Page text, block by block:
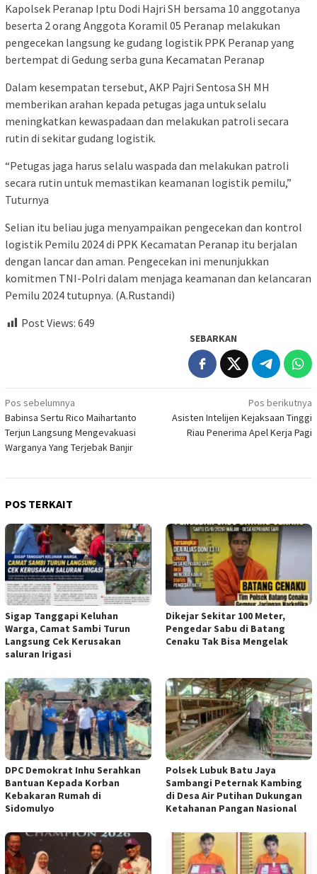
Kapolsek Peranap Iptu Dodi Hajri SH bersama 10 anggotanya
beserta 2 orang Anggota Koramil 05 Peranap melakukan
pengecekan langsung ke gudang logistik PPK Peranap yang
bertempat di Gedung serba guna Kecamatan Peranap
Dalam kesempatan tersebut, AKP Pajri Sentosa SH MH
memberikan arahan kepada petugas jaga untuk selalu
meningkatkan kewaspadaan dan melakukan patroli secara
rutin di sekitar gudang logistik.
“Petugas jaga harus selalu waspada dan melakukan patroli
secara rutin untuk memastikan keamanan logistik pemilu,”
Tuturnya
Selian itu beliau juga menyampaikan pengecekan dan kontrol
logistik Pemilu 2024 di PPK Kecamatan Peranap itu berjalan
dengan lancar dan aman. Pengecekan ini menunjukkan
komitmen TNI-Polri dalam menjaga keamanan dan kelancaran
Pemilu 2024 tutupnya. (A.Rustandi)
Post Views: 649
SEBARKAN
Navigasi
pos
Pos sebelumnya
Babinsa Sertu Rico Maihartanto
Terjun Langsung Mengevakuasi
Warganya Yang Terjebak Banjir
Pos berikutnya
Asisten Intelijen Kejaksaan Tinggi
Riau Penerima Apel Kerja Pagi
POS TERKAIT
Sigap Tanggapi Keluhan
Warga, Camat Sambi Turun
Langsung Cek Kerusakan
saluran Irigasi
Dikejar Sekitar 100 Meter,
Pengedar Sabu di Batang
Cenaku Tak Bisa Mengelak
DPC Demokrat Inhu Serahkan
Bantuan Kepada Korban
Kebakaran Rumah di
Sidomulyo
Polsek Lubuk Batu Jaya
Sambangi Peternak Kambing
di Desa Air Putihan Dukungan
Ketahanan Pangan Nasional